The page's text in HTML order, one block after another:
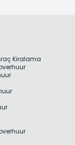
Kiralama